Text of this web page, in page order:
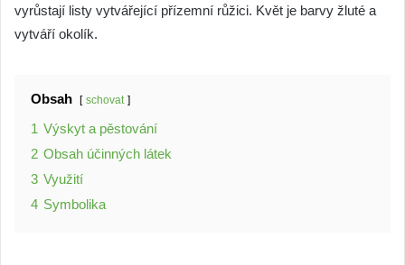
vyrůstají listy vytvářející přízemní růžici. Květ je barvy žluté a
vytváří okolík.
Obsah schovat
1 Výskyt a pěstování
2 Obsah účinných látek
3 Využití
4 Symbolika